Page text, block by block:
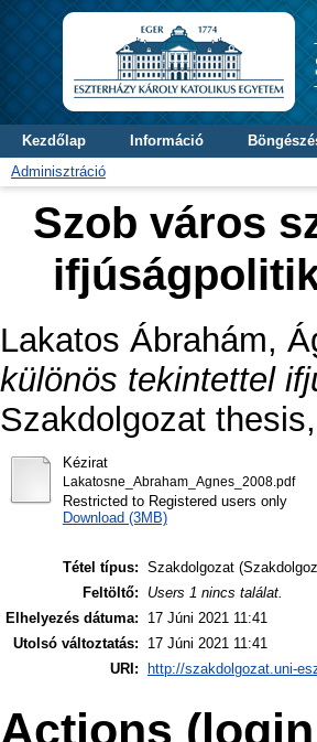
Kezdőlap Információ
Adminisztráció
Szob város
Lakatos Ábrahám,
különös tekintettel
Szakdolgozat
Kézirat
Lakatosne_Abraham_Agnes_2008.pdf
Restricted to Registered users only
Download (3MB)
Tétel típus: Szakdolgozat
Feltöltő:
Users 1 nincs találat.
Elhelyezés dátuma:
17 Júni 2021 11:41
Utolsó változtatás:
17 Júni 2021 11:41
URI:
http://szakdolgozat.uni-
Actions